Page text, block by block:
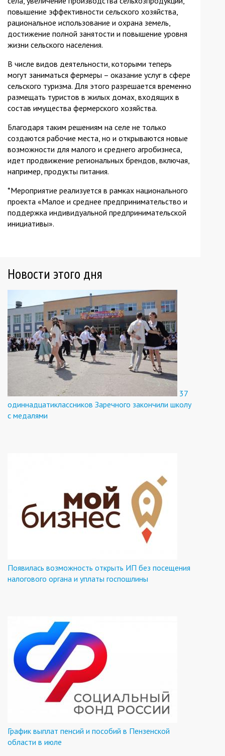
повышение эффективности сельского хозяйства,
рациональное использование и охрана земель,
достижение полной занятости и повышение уровня
жизни сельского населения.
В числе видов деятельности, которыми теперь
могут заниматься фермеры – оказание услуг в сфере
сельского туризма. Для этого разрешается временно
размещать туристов в жилых домах, входящих в
состав имущества фермерского хозяйства.
Благодаря таким решениям на селе не только
создаются рабочие места, но и открываются новые
возможности для малого и среднего агробизнеса,
идет продвижение региональных брендов, включая,
например, продукты питания.
*Мероприятие реализуется в рамках национального
проекта «Малое и среднее предпринимательство и
поддержка индивидуальной предпринимательской
инициативы».
Новости этого дня
37
одиннадцатиклассников Заречного закончили школу
с медалями
Появилась возможность открыть ИП без посещения
налогового органа и уплаты госпошлины
График выплат пенсий и пособий в Пензенской
области в июле